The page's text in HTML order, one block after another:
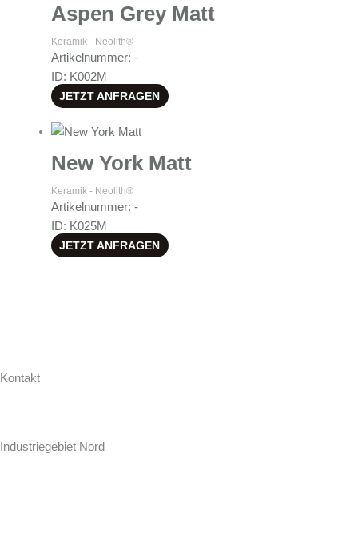
Aspen Grey Matt
Keramik - Neolith®
Artikelnummer: -
ID: K002M
JETZT ANFRAGEN
New York Matt
Keramik - Neolith®
Artikelnummer: -
ID: K025M
JETZT ANFRAGEN
Kontakt
Industriegebiet Nord